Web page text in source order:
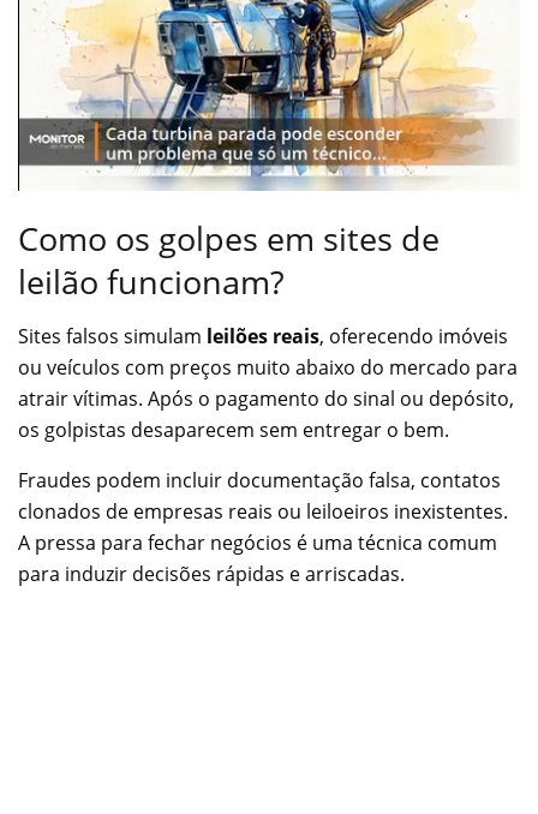
Como os golpes em sites de
leilão funcionam?
Sites falsos simulam leilões reais, oferecendo imóveis
ou veículos com preços muito abaixo do mercado para
atrair vítimas. Após o pagamento do sinal ou depósito,
os golpistas desaparecem sem entregar o bem.
Fraudes podem incluir documentação falsa, contatos
clonados de empresas reais ou leiloeiros inexistentes.
A pressa para fechar negócios é uma técnica comum
para induzir decisões rápidas e arriscadas.